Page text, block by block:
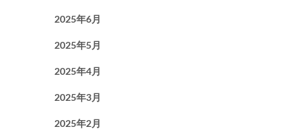
2025年6月
2025年5月
2025年4月
2025年3月
2025年2月